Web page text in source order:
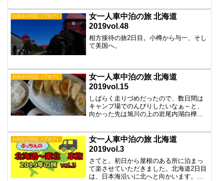
お出かけ日記（ブログ）
女一人車中泊の旅 北海道
2019vol.48
相方接待の旅2日目。小樽から与一、そし
て美国へ。
お出かけ日記（ブログ）
女一人車中泊の旅 北海道
2019vol.15
しばらく走りづめだったので、数日間は
キャンプ場でのんびりしたいなぁ～と、
向かった先は旭川の上の岩尾内湖白樺キ
お出かけ日記（ブログ）
女一人車中泊の旅 北海道
2019vol.3
さてと。初日から屋根のある所に泊まっ
て楽させていただきました。北海道2日目
は、日本海沿いに北へと向かいます。本